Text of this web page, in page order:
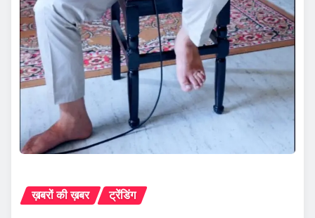
ख़बरों की ख़बर ट्रेंडिंग